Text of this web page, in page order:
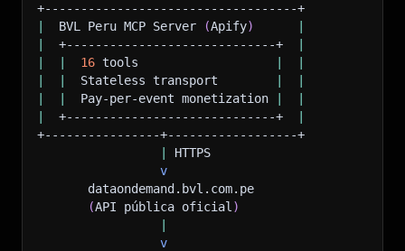
+-----------------------------------+
  BVL Peru MCP Server
(Apify)
  +-----------------------------+
16 tools
  Stateless transport
  Pay-per-event monetization
  +-----------------------------+
+----------------+------------------+
HTTPS
v
       dataondemand.bvl.com.pe
(API pública oficial )
v